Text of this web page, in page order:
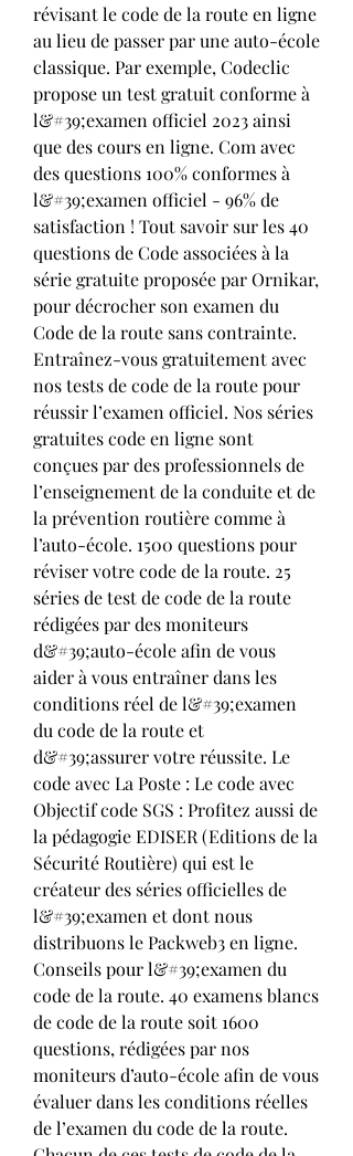
révisant le code de la route en ligne
au lieu de passer par une auto-école
classique. Par exemple, Codeclic
propose un test gratuit conforme à
l&#39;examen officiel 2023 ainsi
que des cours en ligne. Com avec
des questions 100% conformes à
l&#39;examen officiel - 96% de
satisfaction ! Tout savoir sur les 40
questions de Code associées à la
série gratuite proposée par Ornikar,
pour décrocher son examen du
Code de la route sans contrainte.
Entraînez-vous gratuitement avec
nos tests de code de la route pour
réussir l’examen officiel. Nos séries
gratuites code en ligne sont
conçues par des professionnels de
l’enseignement de la conduite et de
la prévention routière comme à
l’auto-école. 1500 questions pour
réviser votre code de la route. 25
séries de test de code de la route
rédigées par des moniteurs
d&#39;auto-école afin de vous
aider à vous entraîner dans les
conditions réel de l&#39;examen
du code de la route et
d&#39;assurer votre réussite. Le
code avec La Poste : Le code avec
Objectif code SGS : Profitez aussi de
la pédagogie EDISER (Editions de la
Sécurité Routière) qui est le
créateur des séries officielles de
l&#39;examen et dont nous
distribuons le Packweb3 en ligne.
Conseils pour l&#39;examen du
code de la route. 40 examens blancs
de code de la route soit 1600
questions, rédigées par nos
moniteurs d’auto-école afin de vous
évaluer dans les conditions réelles
de l’examen du code de la route.